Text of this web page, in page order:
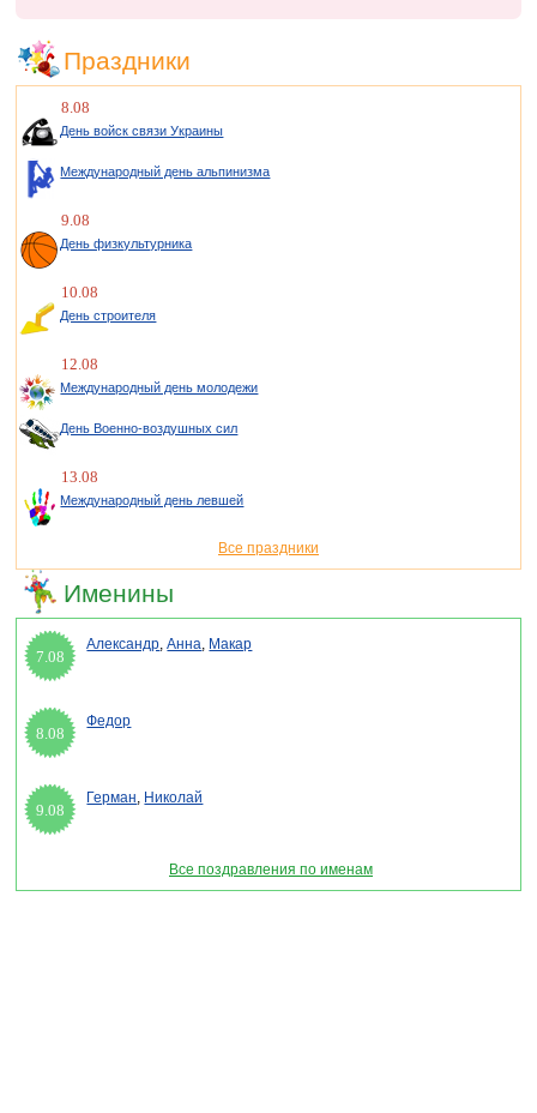
Праздники
8.08
День войск связи Украины
Международный день альпинизма
9.08
День физкультурника
10.08
День строителя
12.08
Международный день молодежи
День Военно-воздушных сил
13.08
Международный день левшей
Все праздники
Именины
7.08
Александр,Анна, Макар
8.08
Федор
9.08
Герман, Николай
Все поздравления по именам